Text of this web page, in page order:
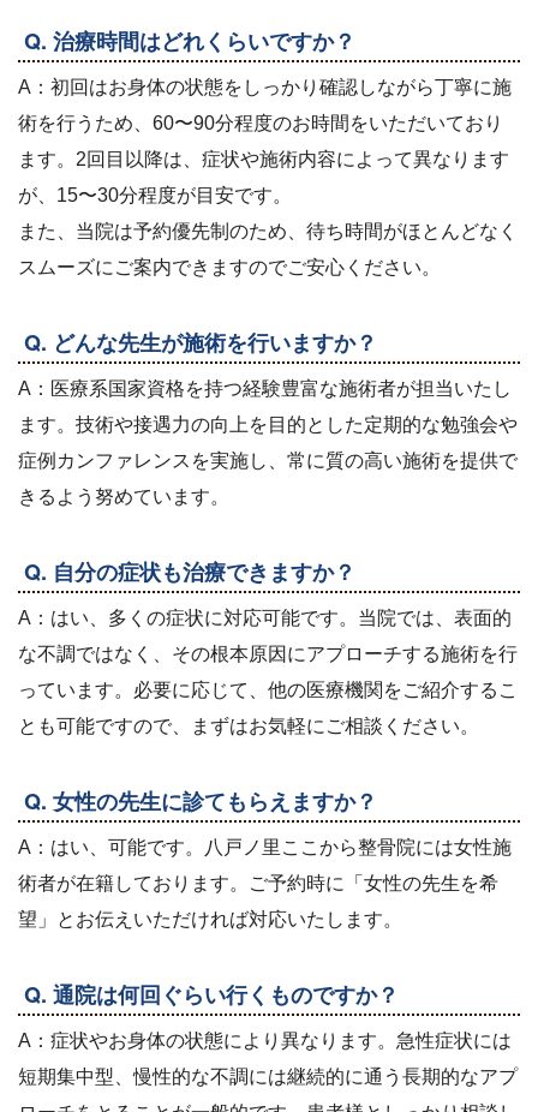
Q. 治療時間はどれくらいですか？
A：初回はお身体の状態をしっかり確認しながら丁寧に施
術を行うため、60〜90分程度のお時間をいただいており
ます。2回目以降は、症状や施術内容によって異なります
が、15〜30分程度が目安です。
また、当院は予約優先制のため、待ち時間がほとんどなく
スムーズにご案内できますのでご安心ください。
Q. どんな先生が施術を行いますか？
A：医療系国家資格を持つ経験豊富な施術者が担当いたし
ます。技術や接遇力の向上を目的とした定期的な勉強会や
症例カンファレンスを実施し、常に質の高い施術を提供で
きるよう努めています。
Q. 自分の症状も治療できますか？
A：はい、多くの症状に対応可能です。当院では、表面的
な不調ではなく、その根本原因にアプローチする施術を行
っています。必要に応じて、他の医療機関をご紹介するこ
とも可能ですので、まずはお気軽にご相談ください。
Q. 女性の先生に診てもらえますか？
A：はい、可能です。八戸ノ里ここから整骨院には女性施
術者が在籍しております。ご予約時に「女性の先生を希
望」とお伝えいただければ対応いたします。
Q. 通院は何回ぐらい行くものですか？
A：症状やお身体の状態により異なります。急性症状には
短期集中型、慢性的な不調には継続的に通う長期的なアプ